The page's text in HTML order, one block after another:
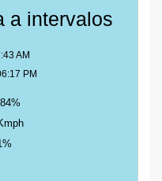
a intervalos
AM
PM